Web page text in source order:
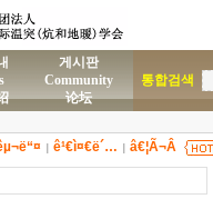
게시판
Community
论坛
통합검색
ê¹€ì¤€ë´… â€¦Ã¬Â